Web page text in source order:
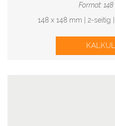
Format:
148 x 148 mm | 2-